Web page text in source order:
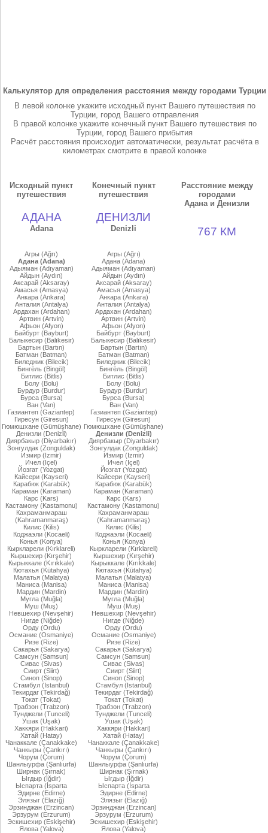
Калькулятор для определения расстояния между городами Турции
В левой колонке укажите исходный пункт Вашего путешествия по
Турции, город Вашего отправления
В правой колонке укажите конечный пункт Вашего путешествия по
Турции, город Вашего прибытия
Расчёт расстояния происходит автоматически, результат расчёта в
километрах смотрите в правой колонке
Исходный пункт
путешествия
АДАНА
Adana
Конечный пункт
путешествия
ДЕНИЗЛИ
Denizli
Расстояние между
городами
Адана и Денизли
767 КМ
Агры (Ağrı)
Адана (Adana)
Адыяман (Adıyaman)
Айдын (Aydın)
Аксарай (Aksaray)
Амасья (Amasya)
Анкара (Ankara)
Анталия (Antalya)
Ардахан (Ardahan)
Артвин (Artvin)
Афьон (Afyon)
Байбурт (Bayburt)
Балыкесир (Balıkesir)
Бартын (Bartın)
Батман (Batman)
Биледжик (Bilecik)
Бингёль (Bingöl)
Битлис (Bitlis)
Болу (Bolu)
Бурдур (Burdur)
Бурса (Bursa)
Ван (Van)
Газиантеп (Gaziantep)
Гиресун (Giresun)
Гюмюшхане (Gümüşhane)
Денизли (Denizli)
Диярбакыр (Diyarbakır)
Зонгулдак (Zonguldak)
Измир (Izmir)
Ичел (Içel)
Йозгат (Yozgat)
Кайсери (Kayseri)
Карабюк (Karabük)
Караман (Karaman)
Карс (Kars)
Кастамону (Kastamonu)
Кахраманмараш
(Kahramanmaraş)
Килис (Kilis)
Коджаэли (Kocaeli)
Конья (Konya)
Кыркларели (Kırklareli)
Кыршехир (Kırşehir)
Кырыккале (Kırıkkale)
Кютахья (Kütahya)
Малатья (Malatya)
Маниса (Manisa)
Мардин (Mardin)
Мугла (Muğla)
Муш (Muş)
Невшехир (Nevşehir)
Нигде (Niğde)
Орду (Ordu)
Османие (Osmaniye)
Ризе (Rize)
Сакарья (Sakarya)
Самсун (Samsun)
Сивас (Sivas)
Сиирт (Siirt)
Синоп (Sinop)
Стамбул (Istanbul)
Текирдаг (Tekirdağ)
Токат (Tokat)
Трабзон (Trabzon)
Тунджели (Tunceli)
Ушак (Uşak)
Хаккяри (Hakkari)
Хатай (Hatay)
Чанаккале (Çanakkake)
Чанкыры (Çankırı)
Чорум (Çorum)
Шанлыурфа (Şanlıurfa)
Ширнак (Şırnak)
Ыгдыр (Iğdir)
Ыспарта (İsparta
Эдирне (Edirne)
Элязыг (Elazığ)
Эрзинджан (Erzincan)
Эрзурум (Erzurum)
Эскишехир (Eskişehir)
Ялова (Yalova)
Агры (Ağrı)
Адана (Adana)
Адыяман (Adıyaman)
Айдын (Aydın)
Аксарай (Aksaray)
Амасья (Amasya)
Анкара (Ankara)
Анталия (Antalya)
Ардахан (Ardahan)
Артвин (Artvin)
Афьон (Afyon)
Байбурт (Bayburt)
Балыкесир (Balıkesir)
Бартын (Bartın)
Батман (Batman)
Биледжик (Bilecik)
Бингёль (Bingöl)
Битлис (Bitlis)
Болу (Bolu)
Бурдур (Burdur)
Бурса (Bursa)
Ван (Van)
Газиантеп (Gaziantep)
Гиресун (Giresun)
Гюмюшхане (Gümüşhane)
Денизли (Denizli)
Диярбакыр (Diyarbakır)
Зонгулдак (Zonguldak)
Измир (Izmir)
Ичел (Içel)
Йозгат (Yozgat)
Кайсери (Kayseri)
Карабюк (Karabük)
Караман (Karaman)
Карс (Kars)
Кастамону (Kastamonu)
Кахраманмараш
(Kahramanmaraş)
Килис (Kilis)
Коджаэли (Kocaeli)
Конья (Konya)
Кыркларели (Kırklareli)
Кыршехир (Kırşehir)
Кырыккале (Kırıkkale)
Кютахья (Kütahya)
Малатья (Malatya)
Маниса (Manisa)
Мардин (Mardin)
Мугла (Muğla)
Муш (Muş)
Невшехир (Nevşehir)
Нигде (Niğde)
Орду (Ordu)
Османие (Osmaniye)
Ризе (Rize)
Сакарья (Sakarya)
Самсун (Samsun)
Сивас (Sivas)
Сиирт (Siirt)
Синоп (Sinop)
Стамбул (Istanbul)
Текирдаг (Tekirdağ)
Токат (Tokat)
Трабзон (Trabzon)
Тунджели (Tunceli)
Ушак (Uşak)
Хаккяри (Hakkari)
Хатай (Hatay)
Чанаккале (Çanakkake)
Чанкыры (Çankırı)
Чорум (Çorum)
Шанлыурфа (Şanlıurfa)
Ширнак (Şırnak)
Ыгдыр (Iğdir)
Ыспарта (İsparta
Эдирне (Edirne)
Элязыг (Elazığ)
Эрзинджан (Erzincan)
Эрзурум (Erzurum)
Эскишехир (Eskişehir)
Ялова (Yalova)